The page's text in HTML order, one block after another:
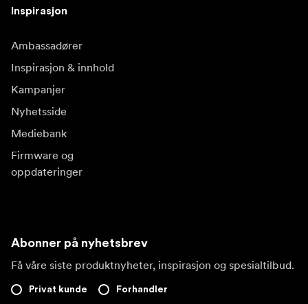
Inspirasjon
Ambassadører
Inspirasjon & innhold
Kampanjer
Nyhetsside
Mediebank
Firmware og
oppdateringer
Abonner på nyhetsbrev
Få våre siste produktnyheter, inspirasjon og spesialtilbud.
Privat kunde Forhandler